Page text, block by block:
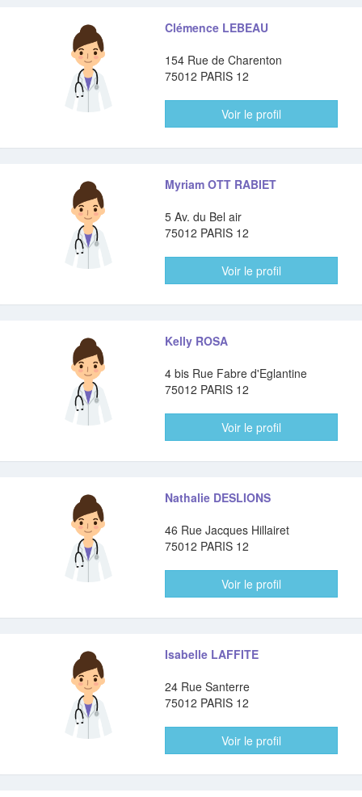
Clémence LEBEAU
154 Rue de Charenton
75012 PARIS 12
Voir le profil
Myriam OTT RABIET
5 Av. du Bel air
75012 PARIS 12
Voir le profil
Kelly ROSA
4 bis Rue Fabre d'Eglantine
75012 PARIS 12
Voir le profil
Nathalie DESLIONS
46 Rue Jacques Hillairet
75012 PARIS 12
Voir le profil
Isabelle LAFFITE
24 Rue Santerre
75012 PARIS 12
Voir le profil